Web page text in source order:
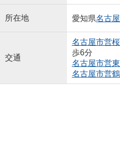
所在地 愛知県名古
交通
名古屋市営
歩6分
名古屋市営
名古屋市営